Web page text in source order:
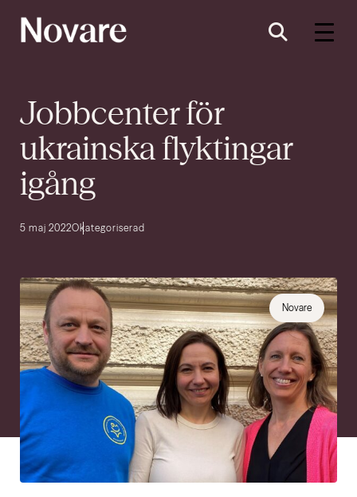
Jobbcenter för
ukrainska flyktingar
igång
5 maj 2022Okategoriserad
Novare